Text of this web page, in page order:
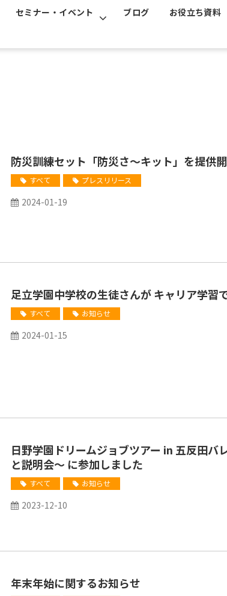
セミナー・イベント ブログ お役立ち資料
防災訓練セット「防災さ～キット」を提供
すべて プレスリリース
2024-01-19
足立学園中学校の生徒さんが キャリア学習
すべて お知らせ
2024-01-15
日野学園ドリームジョブツアー in 五反田バ
と説明会～ に参加しました
すべて お知らせ
2023-12-10
年末年始に関するお知らせ